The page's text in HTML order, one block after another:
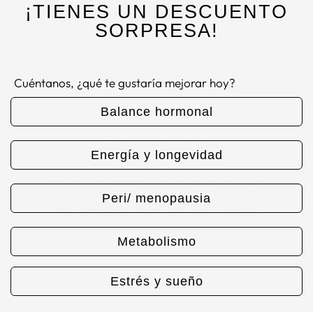
¡TIENES UN DESCUENTO
SORPRESA!
Cuéntanos, ¿qué te gustaría mejorar hoy?
Balance hormonal
Energía y longevidad
Peri/ menopausia
Metabolismo
Estrés y sueño